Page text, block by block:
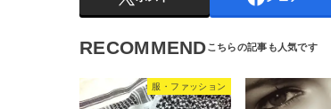
RECOMMEND
服・ファッション